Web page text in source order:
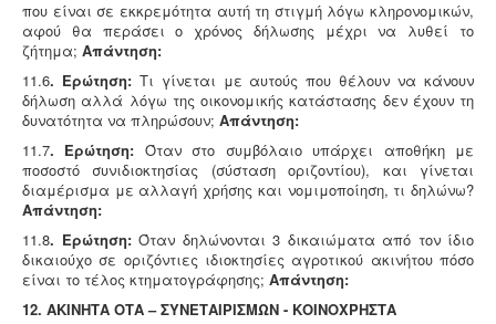
που είναι σε εκκρεμότητα αυτή τη στιγμή λόγω κληρονομικών,
αφού θα περάσει ο χρόνος δήλωσης μέχρι να λυθεί το
ζήτημα; Απάντηση:
11.6. Ερώτηση: Τι γίνεται με αυτούς που θέλουν να κάνουν
δήλωση αλλά λόγω της οικονομικής κατάστασης δεν έχουν τη
δυνατότητα να πληρώσουν; Απάντηση:
11.7. Ερώτηση: Όταν στο συμβόλαιο υπάρχει αποθήκη με
ποσοστό συνιδιοκτησίας (σύσταση οριζοντίου), και γίνεται
διαμέρισμα με αλλαγή χρήσης και νομιμοποίηση, τι δηλώνω?
Απάντηση:
11.8. Ερώτηση: Όταν δηλώνονται 3 δικαιώματα από τον ίδιο
δικαιούχο σε οριζόντιες ιδιοκτησίες αγροτικού ακινήτου πόσο
είναι το τέλος κτηματογράφησης; Απάντηση:
12. ΑΚΙΝΗΤΑ ΟΤΑ – ΣΥΝΕΤΑΙΡΙΣΜΩΝ - ΚΟΙΝΟΧΡΗΣΤΑ